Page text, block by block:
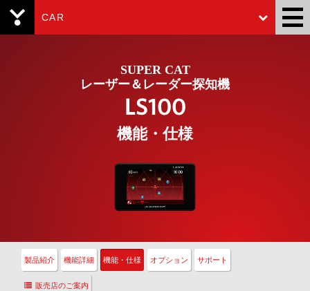
CAR
SUPER CAT
レーザー＆レーダー探知機
LS100
機能・仕様
製品紹介 機能詳細 機能・仕様 オプション サポート
販売店のご案内